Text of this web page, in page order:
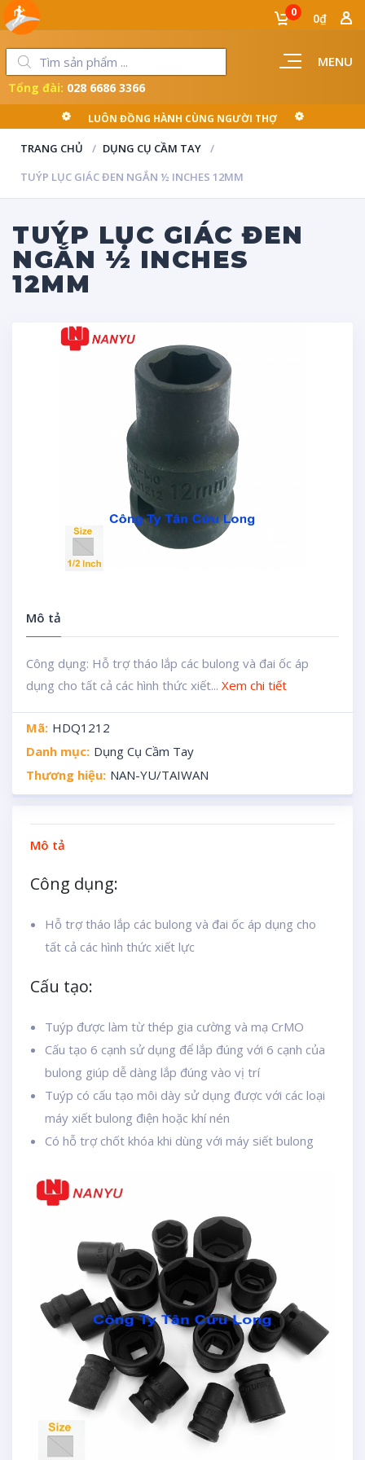
MENU
0 0₫
LUÔN ĐỒNG HÀNH CÙNG NGƯỜI THỢ
Tổng đài: 028 6686 3366
TRANG CHỦ
DỤNG CỤ CẦM TAY
TUÝP LỤC GIÁC ĐEN NGẮN ½ INCHES 12MM
TUÝP LỤC GIÁC ĐEN
NGẮN ½ INCHES
12MM
Mô tả
Công dụng: Hỗ trợ tháo lắp các bulong và đai ốc áp
dụng cho tất cả các hình thức xiết... Xem chi tiết
Mã: HDQ1212
Danh mục: Dụng Cụ Cầm Tay
Thương hiệu: NAN-YU/TAIWAN
Mô tả
Công dụng:
Hỗ trợ tháo lắp các bulong và đai ốc áp dụng cho
tất cả các hình thức xiết lực
Cấu tạo:
Tuýp được làm từ thép gia cường và mạ CrMO
Cấu tạo 6 cạnh sử dụng để lắp đúng với 6 cạnh của
bulong giúp dễ dàng lắp đúng vào vị trí
Tuýp có cấu tạo môi dày sử dụng được với các loại
máy xiết bulong điện hoặc khí nén
Có hỗ trợ chốt khóa khi dùng với máy siết bulong